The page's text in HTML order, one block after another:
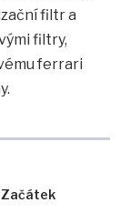
Začátek
filtr a
filtry,
ferrari